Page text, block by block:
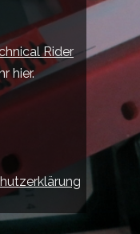
Rider
hier.